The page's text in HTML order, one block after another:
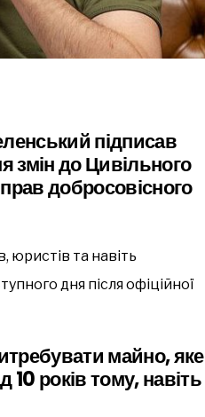
підписав
змін до Цивільного
добросовісного
юристів та навіть
дня після офіційної
майно, яке
років тому, навіть